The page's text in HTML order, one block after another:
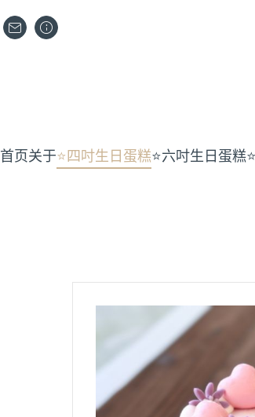
首页关于⭐️四吋生日蛋糕⭐️六吋生日蛋糕